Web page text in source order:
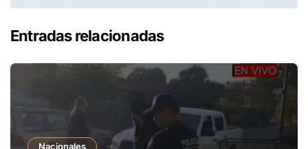
Entradas relacionadas
Nacionales